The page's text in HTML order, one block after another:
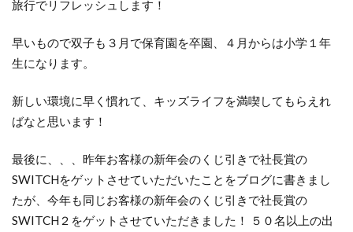
旅行でリフレッシュします！
早いもので双子も３月で保育園を卒園、４月からは小学１年
生になります。
新しい環境に早く慣れて、キッズライフを満喫してもらえれ
ばなと思います！
最後に、、、昨年お客様の新年会のくじ引きで社長賞の
SWITCHをゲットさせていただいたことをブログに書きまし
たが、今年も同じお客様の新年会のくじ引きで社長賞の
SWITCH２をゲットさせていただきました！ ５０名以上の出